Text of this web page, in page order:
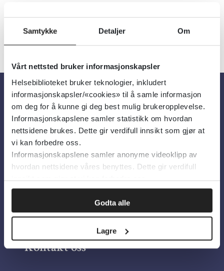
Samtykke Detaljer Om
Vårt nettsted bruker informasjonskapsler
Helsebiblioteket bruker teknologier, inkludert
informasjonskapsler/«cookies» til å samle informasjon
om deg for å kunne gi deg best mulig brukeropplevelse.
Informasjonskapslene samler statistikk om hvordan
nettsidene brukes. Dette gir verdifull innsikt som gjør at
vi kan forbedre oss.
Informasjonskapslene samler anonyme videoklipp av
hvordan nettsidene våres benyttes. Dette gir verdifull
innsikt som gjør at vi kan forbedre oss.
Godta alle
Lagre
« 1 »
Om oss
Om Helsebiblioteket
Personvern og informasjonskapsler
Tilgjengelighetserklæring
Information in English
Bilder fra Colourbox.com
Kontakt oss